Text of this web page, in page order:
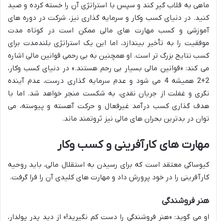
ماهی به قلاب گیر کند و سپس با استراتژی آن را خسته کرده و صید
کنید. در دنیای کسب وکار و سرمایه گذاری نیز، شرکت در دوره های
آموزشی و کسب مهارت های مالی ممکن است در کوتاه مدت
موفقیت را به تأخیر بیندازد، اما این یک استراتژی بلندمدت برای
کسب نتایج بزرگ تر است. او همچنین به بی رحمی قوانین مالی اشاره
می کند: «قوانین مالی بسیار بی رحم هستند.» در دنیای کسب وکار،
2+2 همیشه 4 می شود و عدم سرمایه گذاری درست، عدم آینده
نگری و غفلت از جریان نقدی، به شکست منجر خواهد شد. اما با
هدف گذاری کسب درآمد غیرفعال و حرکت آهسته و پیوسته، می
توان در بدترین بحران های مالی نیز ثروتمند ماند.
مهارت های کارآفرینی و کسب وکار
کیوساکی معتقد است که برای رسیدن به استقلال مالی، باید روحیه
کارآفرینی را در خود پرورش داد و مهارت های کلیدی آن را فرا گرفت.
هنر فروشندگی
او می گوید: «هنر فروشندگی را دست کم نگیرید!» از دید پدر پولدار،